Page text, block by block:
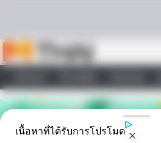
ไลฟ์สไตล์
เนื้อหาที่ได้รับการโปรโมต